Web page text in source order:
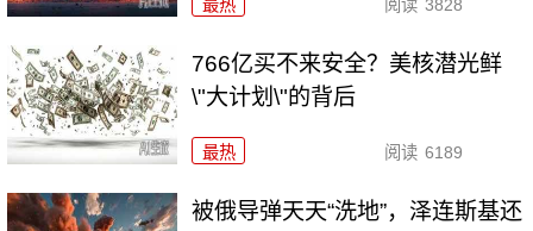
最热 阅读 3828
766亿买不来安全？美核潜光鲜
\"大计划\"的背后
最热 阅读 6189
被俄导弹天天“洗地”，泽连斯基还